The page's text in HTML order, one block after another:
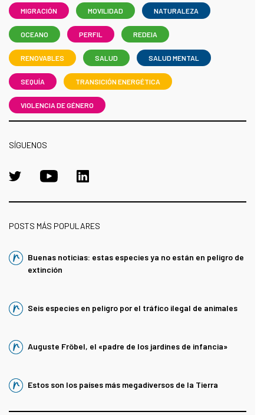
MIGRACIÓN MOVILIDAD NATURALEZA
OCEANO PERFIL REDEIA
RENOVABLES SALUD SALUD MENTAL
SEQUÍA TRANSICIÓN ENERGÉTICA
VIOLENCIA DE GÉNERO
SÍGUENOS
POSTS MÁS POPULARES
Buenas noticias: estas especies ya no están en peligro de
extinción
Seis especies en peligro por el tráfico ilegal de animales
Auguste Fröbel, el «padre de los jardines de infancia»
Estos son los países más megadiversos de la Tierra